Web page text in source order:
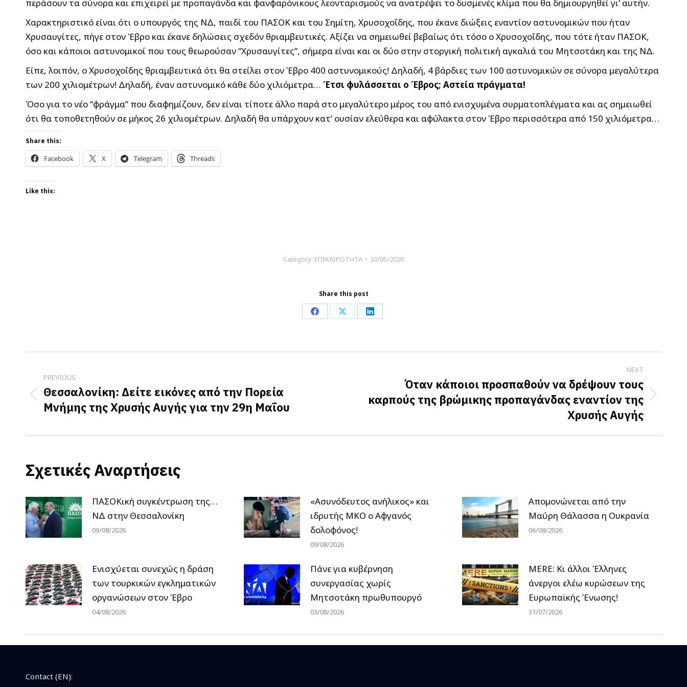
περάσουν τα σύνορα και επιχειρεί με προπαγάνδα και φανφαρόνικους λεονταρισμούς να ανατρέψει το δυσμενές κλίμα που θα δημιουργηθεί γι’ αυτήν.
Χαρακτηριστικό είναι ότι ο υπουργός της ΝΔ, παιδί του ΠΑΣΟΚ και του Σημίτη, Χρυσοχοΐδης, που έκανε διώξεις εναντίον αστυνομικών που ήταν
Χρυσαυγίτες, πήγε στον Έβρο και έκανε δηλώσεις σχεδόν θριαμβευτικές. Αξίζει να σημειωθεί βεβαίως ότι τόσο ο Χρυσοχοΐδης, που τότε ήταν ΠΑΣΟΚ,
όσο και κάποιοι αστυνομικοί που τους θεωρούσαν “Χρυσαυγίτες”, σήμερα είναι και οι δύο στην στοργική πολιτική αγκαλιά του Μητσοτάκη και της ΝΔ.
Είπε, λοιπόν, ο Χρυσοχοΐδης θριαμβευτικά ότι θα στείλει στον Έβρο 400 αστυνομικούς! Δηλαδή, 4 βάρδιες των 100 αστυνομικών σε σύνορα μεγαλύτερα
των 200 χιλιομέτρων! Δηλαδή, έναν αστυνομικό κάθε δύο χιλιόμετρα… Έτσι φυλάσσεται ο Έβρος; Αστεία πράγματα!
Όσο για το νέο “φράγμα” που διαφημίζουν, δεν είναι τίποτε άλλο παρά στο μεγαλύτερο μέρος του από ενισχυμένα συρματοπλέγματα και ας σημειωθεί
ότι θα τοποθετηθούν σε μήκος 26 χιλιομέτρων. Δηλαδή θα υπάρχουν κατ’ ουσίαν ελεύθερα και αφύλακτα στον Έβρο περισσότερα από 150 χιλιόμετρα…
Share this:
Facebook X Telegram Threads
Like this:
Category: ΕΠΙΚΑΙΡΟΤΗΤΑ 30/05/2020
Share this post
Share
Facebook
Share
X
Share
LinkedIn
navigation
PREVIOUS
Previous
post:
Θεσσαλονίκη: Δείτε εικόνες από την Πορεία
Μνήμης της Χρυσής Αυγής για την 29η Μαΐου
NEXT
Next
Όταν κάποιοι προσπαθούν να δρέψουν τους
καρπούς της βρώμικης προπαγάνδας εναντίον της
Χρυσής Αυγής
Σχετικές Αναρτήσεις
ΠΑΣΟΚική συγκέντρωση της…
ΝΔ στην Θεσσαλονίκη
09/08/2026
«Ασυνόδευτος ανήλικος» και
ιδρυτής ΜΚΟ ο Αφγανός
δολοφόνος!
09/08/2026
Απομονώνεται από την
Μαύρη Θάλασσα η Ουκρανία
06/08/2026
Ενισχύεται συνεχώς η δράση
των τουρκικών εγκληματικών
οργανώσεων στον Έβρο
04/08/2026
Πάνε για κυβέρνηση
συνεργασίας χωρίς
Μητσοτάκη πρωθυπουργό
03/08/2026
MERE: Κι άλλοι Έλληνες
άνεργοι ελέω κυρώσεων της
Ευρωπαϊκής Ένωσης!
31/07/2026
Contact (EN):